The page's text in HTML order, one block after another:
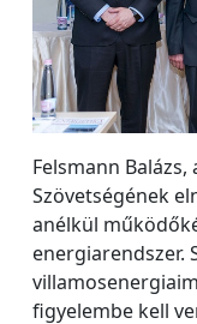
Felsmann
Szövetségének
anélkül
energiarendszer.
figyelembe kell